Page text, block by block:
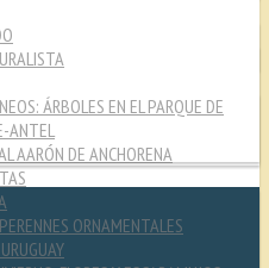
ÁRBOLES EN EL PARQUE DE
ANTEL
AARÓN DE ANCHORENA
ORNAMENTALES